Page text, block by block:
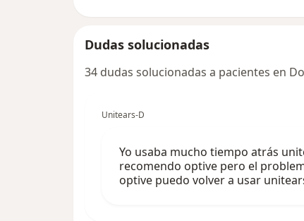
Dudas solucionadas
34 dudas solucionadas a pacientes en
Unitears-D
Yo usaba mucho tiempo atrás
recomendo optive pero el
optive puedo volver a usar